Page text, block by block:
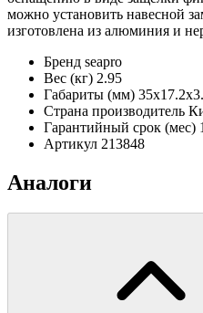
можно установить навесной
изготовлена из алюминия и
Бренд seapro
Вес (кг) 2.95
Габариты (мм)
Страна производитель
Гарантийный срок (мес)
Артикул 213848
Аналоги